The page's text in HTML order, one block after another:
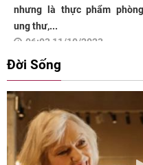
nhưng là thực phẩm phòng
ung thư,...
06:03 11/10/2023
Đời Sống